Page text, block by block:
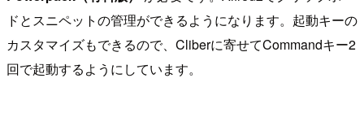
ドとスニペットの管理ができるようになります。起動キーの
カスタマイズもできるので、Cliberに寄せてCommandキー2
回で起動するようにしています。